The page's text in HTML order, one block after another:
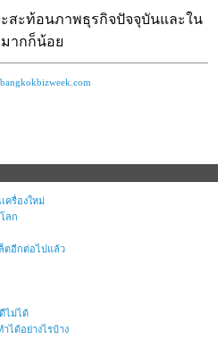
สะท้อนภาพธุรกิจปัจจุบันและใน
ากก็น้อย
ครื่องใหม่
ลก
ตอีกต่อไปแล้ว
ไม่ได้
ได้อย่างไรบ้าง